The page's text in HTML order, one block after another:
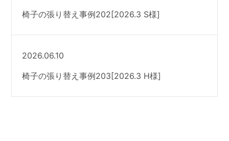
椅子の張り替え事例202[2026.3 S様]
2026.06.10
椅子の張り替え事例203[2026.3 H様]